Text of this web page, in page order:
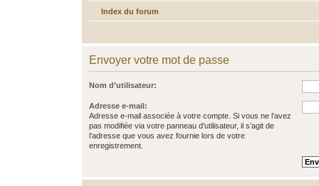
Index du forum
Envoyer votre mot de passe
Nom d’utilisateur:
Adresse e-mail:
Adresse e-mail associée à votre compte. Si vous ne l’avez
pas modifiée via votre panneau d’utilisateur, il s’agit de
l’adresse que vous avez fournie lors de votre
enregistrement.